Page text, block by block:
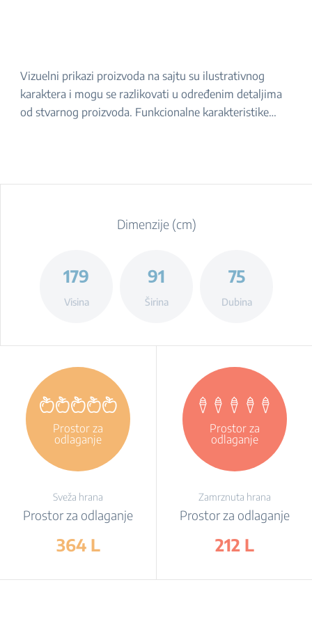
Vizuelni prikazi proizvoda na sajtu su ilustrativnog
karaktera i mogu se razlikovati u određenim detaljima
od stvarnog proizvoda. Funkcionalne karakteristike
Dimenzije (cm)
179
Visina
91
Širina
75
Dubina
Prostor za
odlaganje
Sveža hrana
Prostor za odlaganje
364 L
Prostor za
odlaganje
Zamrznuta hrana
Prostor za odlaganje
212 L